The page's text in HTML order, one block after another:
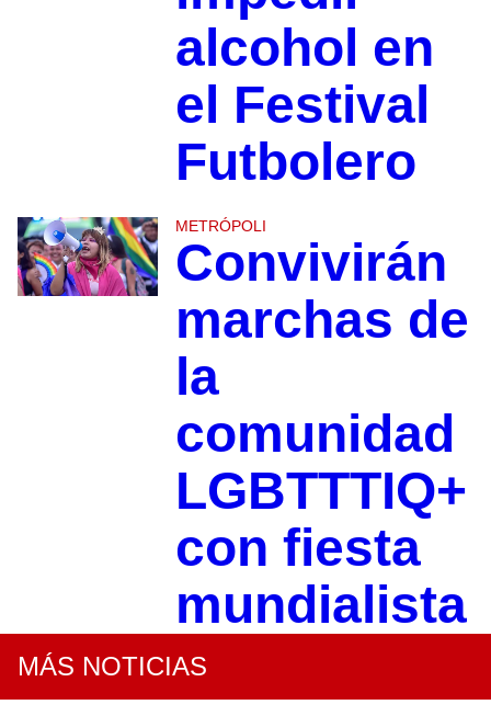
alcohol en
el Festival
Futbolero
METRÓPOLI
Convivirán
marchas de
la
comunidad
LGBTTTIQ+
con fiesta
mundialista
MÁS NOTICIAS